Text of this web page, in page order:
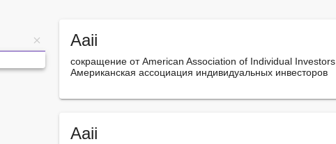
Aaii
сокращение от American Association of Individual Investors
Американская ассоциация индивидуальных инвесторов
Aaii